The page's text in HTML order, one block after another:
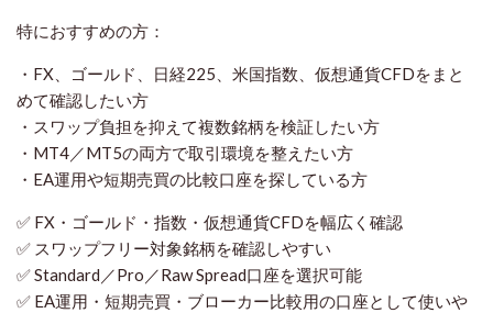
特におすすめの方：
・FX、ゴールド、日経225、米国指数、仮想通貨CFDをまと
めて確認したい方
・スワップ負担を抑えて複数銘柄を検証したい方
・MT4／MT5の両方で取引環境を整えたい方
・EA運用や短期売買の比較口座を探している方
✅ FX・ゴールド・指数・仮想通貨CFDを幅広く確認
✅ スワップフリー対象銘柄を確認しやすい
✅ Standard／Pro／Raw Spread口座を選択可能
✅ EA運用・短期売買・ブローカー比較用の口座として使いや